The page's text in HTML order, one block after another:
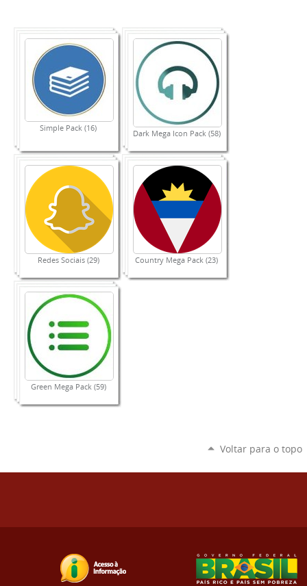
Simple Pack (16)
Dark Mega Icon Pack (58)
Redes Sociais (29) Country Mega Pack (23)
Green Mega Pack (59)
Voltar para o topo